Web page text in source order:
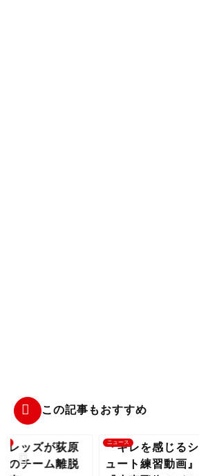
この記事もおすすめ
レッズが荻原
のチーム離脱
ニュース
『キレを感じるシ
ュート練習動画』